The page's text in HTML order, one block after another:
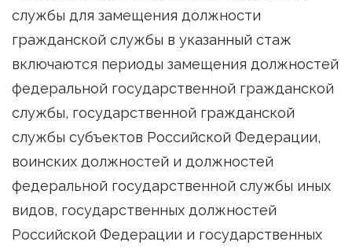
службы для замещения должности
гражданской службы в указанный стаж
включаются периоды замещения должностей
федеральной государственной гражданской
службы, государственной гражданской
службы субъектов Российской Федерации,
воинских должностей и должностей
федеральной государственной службы иных
видов, государственных должностей
Российской Федерации и государственных